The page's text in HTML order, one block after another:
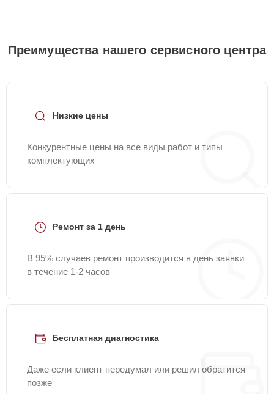
Преимущества нашего сервисного центра
Низкие цены
Конкурентные цены на все виды работ и типы
комплектующих
Ремонт за 1 день
В 95% случаев ремонт производится в день заявки
в течение 1-2 часов
Бесплатная диагностика
Даже если клиент передумал или решил обратится
позже